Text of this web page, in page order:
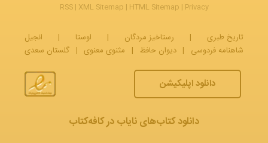
RSS| XML Sitemap | HTML Sitemap | Privacy
تاریخ طبری | رستاخیز مردگان | اوستا |
انجیل
شاهنامه فردوسی | دیوان حافظ | مثنوی معنوی | گلستان سعدی
دانلود اپلیکیشن
دانلود کتاب‌های نایاب در کافه‌کتاب